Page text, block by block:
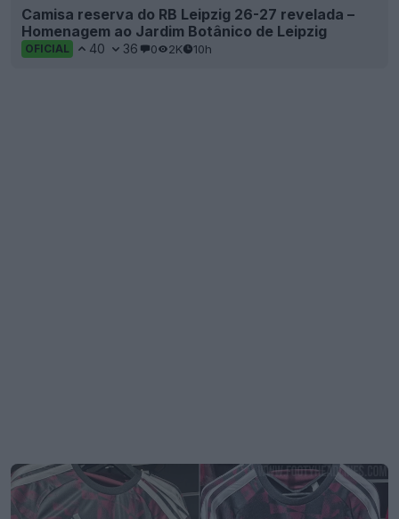
Camisa reserva do RB Leipzig 26-27 revelada –
Homenagem ao Jardim Botânico de Leipzig
OFICIAL 40 36 0 2K 10h